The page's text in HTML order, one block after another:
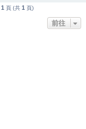
1 頁 (共 1 頁)
前往